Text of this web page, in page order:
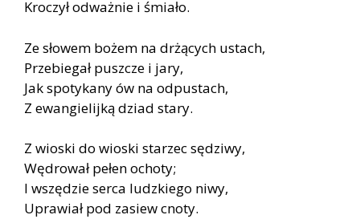
Kroczył odważnie i śmiało.
Ze słowem bożem na drżących ustach,
Przebiegał puszcze i jary,
Jak spotykany ów na odpustach,
Z ewangielijką dziad stary.
Z wioski do wioski starzec sędziwy,
Wędrował pełen ochoty;
I wszędzie serca ludzkiego niwy,
Uprawiał pod zasiew cnoty.